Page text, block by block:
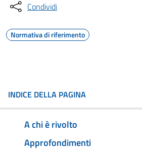
Condividi
Normativa di riferimento
INDICE DELLA PAGINA
A chi è rivolto
Approfondimenti